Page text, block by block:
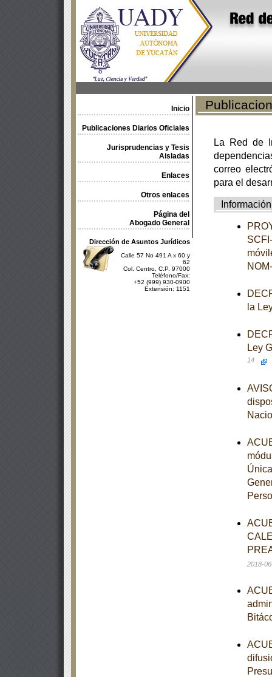
Inicio
Publicaciones Diarios Oficiales
Jurisprudencias y Tesis
Aisladas
Enlaces
Otros enlaces
Página del
Abogado General
Dirección de Asuntos Jurídicos
Calle 57 No 491 A x 60 y
62
Col. Centro, C.P. 97000
Teléfono/Fax:
+52 (999) 930-0900
Extensión: 1151
La Red de
correo
para el
Información
la
Ley
14
2018-